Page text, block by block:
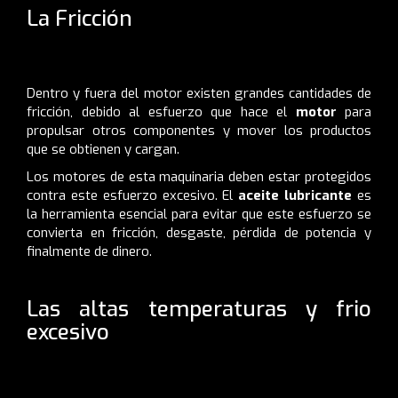
La Fricción
Dentro y fuera del motor existen grandes cantidades de
fricción, debido al esfuerzo que hace el motor para
propulsar otros componentes y mover los productos
que se obtienen y cargan.
Los motores de esta maquinaria deben estar protegidos
contra este esfuerzo excesivo. El aceite lubricantees
la herramienta esencial para evitar que este esfuerzo se
convierta en fricción, desgaste, pérdida de potencia y
finalmente de dinero.
Las altas temperaturas y frio
excesivo